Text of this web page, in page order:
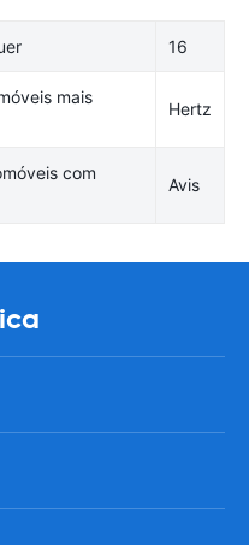
16
mais
Hertz
com
Avis